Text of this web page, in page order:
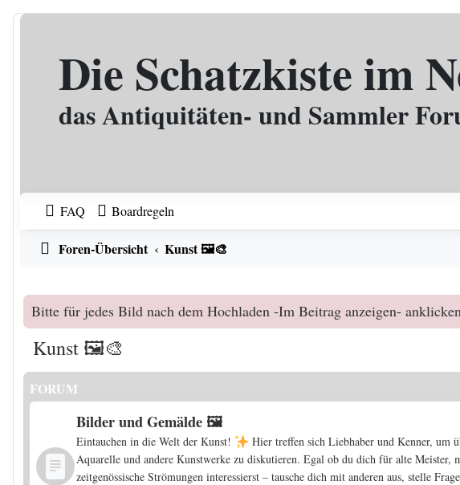
Zum Inhalt
Die Schatzkiste im
das Antiquitäten- und Sammler
FAQ Boardregeln
Foren-Übersicht Kunst 🖼️🎨
Bitte für jedes Bild nach dem Hochladen -Im Beitrag anzeigen-
Kunst 🖼️🎨
FORUM
Bilder und Gemälde 🖼️
Eintauchen in die Welt der Kunst!
Hier treffen sich Liebhaber und Kenner, um
Aquarelle und andere Kunstwerke zu diskutieren. Egal ob du dich für alte Meister,
zeitgenössische Strömungen interessierst – tausche dich mit anderen aus, stelle